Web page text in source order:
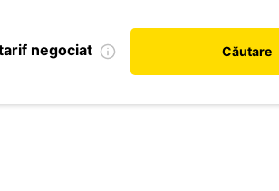
negociat Căutare